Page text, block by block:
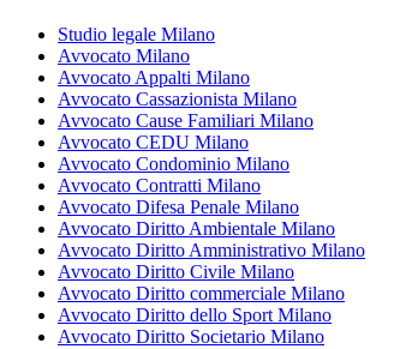
Studio legale Milano
Avvocato Milano
Avvocato Appalti Milano
Avvocato Cassazionista Milano
Avvocato Cause Familiari Milano
Avvocato CEDU Milano
Avvocato Condominio Milano
Avvocato Contratti Milano
Avvocato Difesa Penale Milano
Avvocato Diritto Ambientale Milano
Avvocato Diritto Amministrativo Milano
Avvocato Diritto Civile Milano
Avvocato Diritto commerciale Milano
Avvocato Diritto dello Sport Milano
Avvocato Diritto Societario Milano